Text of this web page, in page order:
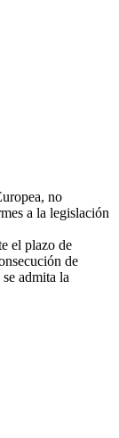
no
a la legislación
el plazo de
de
admita la